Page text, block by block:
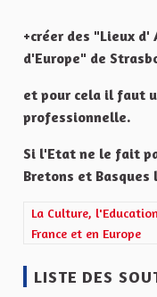
+créer des "Lieux
d'Europe" de
et pour cela il faut
professionnelle.
Si l'Etat ne le fait
Bretons et
Filtrer les résultats
La Culture,
France et en Europe
LISTE DES